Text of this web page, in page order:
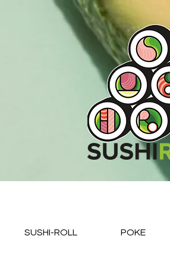
SUSHI-ROLL POKE